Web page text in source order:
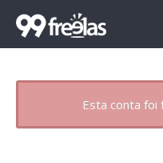
Esta conta foi